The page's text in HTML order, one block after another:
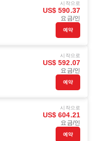
시작으로
US$ 590.37
요금/인
예약
시작으로
US$ 592.07
요금/인
예약
시작으로
US$ 604.21
요금/인
예약